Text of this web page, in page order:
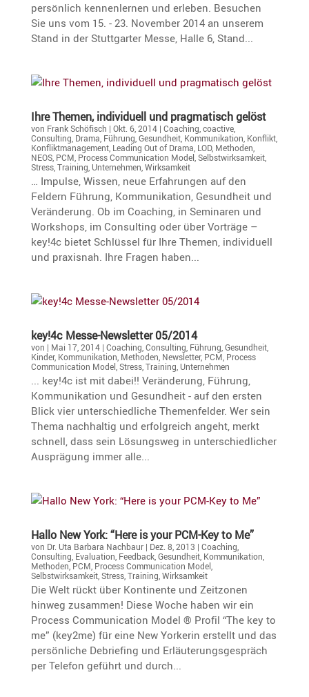
persönlich kennenlernen und erleben. Besuchen
Sie uns vom 15. - 23. November 2014 an unserem
Stand in der Stuttgarter Messe, Halle 6, Stand...
Ihre Themen, indivi­duell und pragma­tisch gelöst
von Frank Schöfisch | Okt. 6, 2014| Coaching coactive,
Consulting Drama Führung Gesundheit, Kommunikation Konflikt,
Konfliktmanagement, Leading Out of Drama LOD, Methoden
NEOS, PCM Process Communication Model Selbstwirksamkeit,
Stress, Training Unternehmen Wirksamkeit
… Impulse, Wissen, neue Erfahrungen auf den
Feldern Führung, Kommunikation, Gesundheit und
Veränderung. Ob im Coaching, in Seminaren und
Workshops, im Consulting oder über Vorträge –
key!4c bietet Schlüssel für Ihre Themen, individuell
und praxisnah. Ihre Fragen haben...
key!4c Messe-Newsletter 05/2014
von | Mai 17, 2014| Coaching Consulting Führung Gesundheit,
Kinder, Kommunikation Methoden Newsletter, PCM Process
Communication Model Stress, Training Unternehmen
... key!4c ist mit dabei!! Veränderung, Führung,
Kommunikation und Gesundheit - auf den ersten
Blick vier unterschiedliche Themenfelder. Wer sein
Thema nachhaltig und erfolgreich angeht, merkt
schnell, dass sein Lösungsweg in unterschiedlicher
Ausprägung immer alle...
Hallo New York: “Here is your PCM-Key to Me”
von Dr. Uta Barbara Nachbaur| Dez. 8, 2013 | Coaching
Consulting Evaluation Feedback, Gesundheit, Kommunikation
Methoden PCM Process Communication Model
Selbstwirksamkeit, Stress, Training Wirksamkeit
Die Welt rückt über Kontinente und Zeitzonen
hinweg zusammen! Diese Woche haben wir ein
Process Communication Model ® Profil “The key to
me” (key2me) für eine New Yorkerin erstellt und das
persönliche Debriefing und Erläuterungsgespräch
per Telefon geführt und durch...